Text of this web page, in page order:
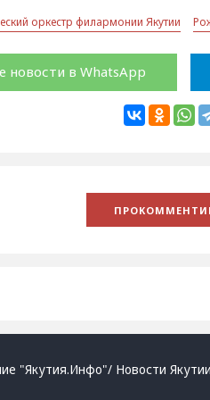
оркестр филармонии Якутии
новости в WhatsApp
"Якутия.Инфо"/ Новости